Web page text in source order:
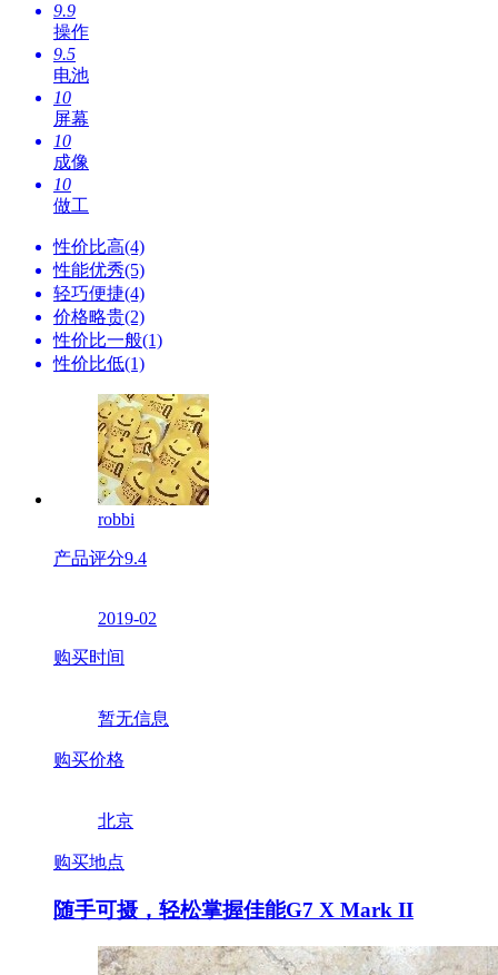
9.9
操作
9.5
电池
10
屏幕
10
成像
10
做工
性价比高(4)
性能优秀(5)
轻巧便捷(4)
价格略贵(2)
性价比一般(1)
性价比低(1)
robbi
产品评分9.4
2019-02
购买时间
暂无信息
购买价格
北京
购买地点
随手可摄，轻松掌握佳能G7 X Mark II